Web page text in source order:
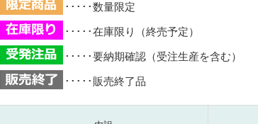
･････数量限定
･････在庫限り（終売予定）
･････要納期確認（受注生産を含む）
･････販売終了品